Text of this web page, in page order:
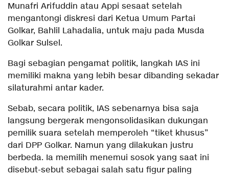
Munafri Arifuddin atau Appi sesaat setelah
mengantongi diskresi dari Ketua Umum Partai
Golkar, Bahlil Lahadalia, untuk maju pada Musda
Golkar Sulsel.
Bagi sebagian pengamat politik, langkah IAS ini
memiliki makna yang lebih besar dibanding sekadar
silaturahmi antar kader.
Sebab, secara politik, IAS sebenarnya bisa saja
langsung bergerak mengonsolidasikan dukungan
pemilik suara setelah memperoleh “tiket khusus”
dari DPP Golkar. Namun yang dilakukan justru
berbeda. Ia memilih menemui sosok yang saat ini
disebut-sebut sebagai salah satu figur paling